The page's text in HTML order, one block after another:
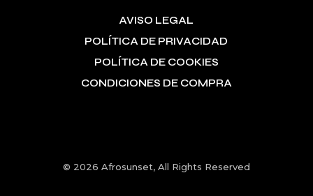
AVISO LEGAL
POLÍTICA DE PRIVACIDAD
POLÍTICA DE COOKIES
CONDICIONES DE COMPRA
© 2026 Afrosunset, All Rights Reserved